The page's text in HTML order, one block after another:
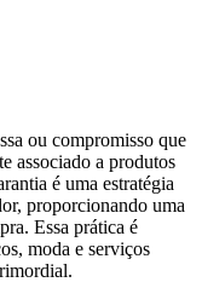
ou compromisso que
associado a produtos
é uma estratégia
proporcionando uma
Essa prática é
moda e serviços